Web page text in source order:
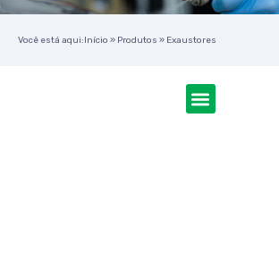
Você está aqui:Início » Produtos » Exaustores